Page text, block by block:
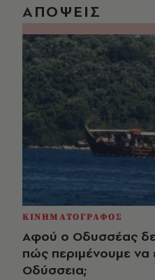
ΑΠΟΨΕΙΣ
ΚΙΝΗΜΑΤΟΓΡΑΦΟΣ
Αφού ο Οδυσσέας
πώς περιμένουμε να
Οδύσσεια;